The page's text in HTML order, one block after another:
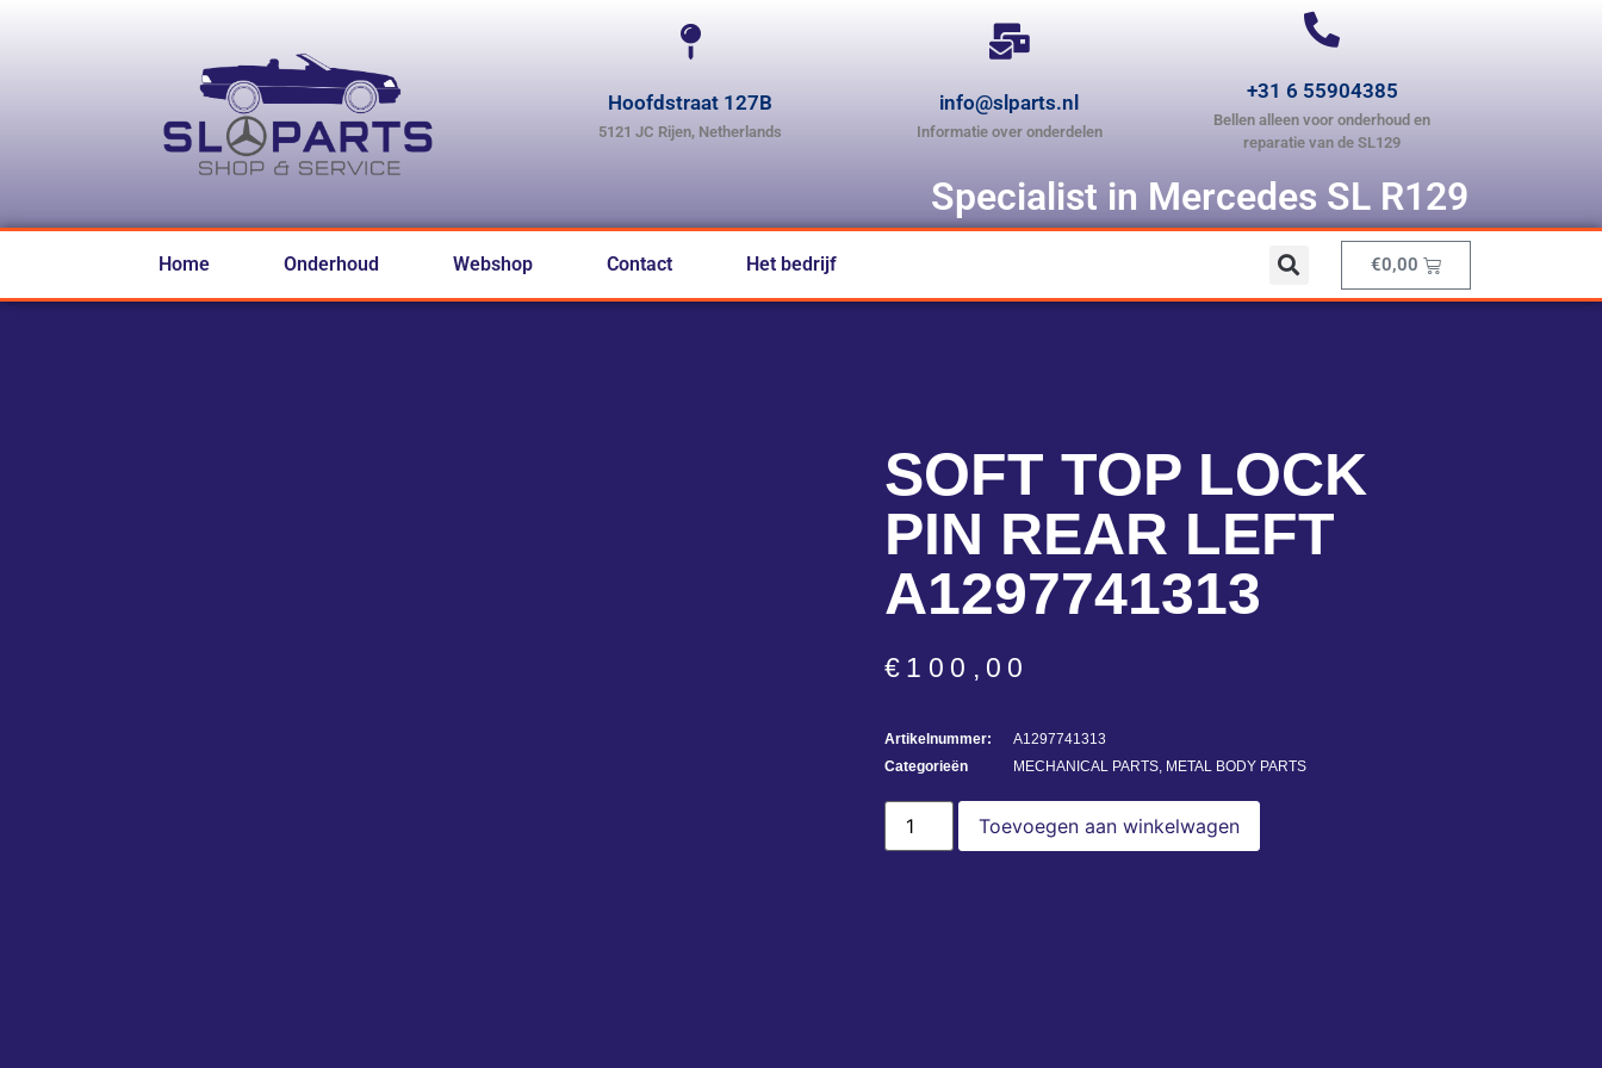
Hoofdstraat 127B
5121 JC Rijen, Netherlands
info@slparts.nl
Informatie over onderdelen
+31 6 55904385
Bellen alleen voor onderhoud en
reparatie van de SL129
Specialist in Mercedes SL R129
Home Onderhoud Webshop Contact Het bedrijf €0,00
SOFT TOP LOCK
PIN REAR LEFT
A1297741313
€ 100,00
Artikelnummer:
A1297741313
Categorieën
MECHANICAL PARTS, METAL BODY PARTS
Toevoegen aan winkelwagen